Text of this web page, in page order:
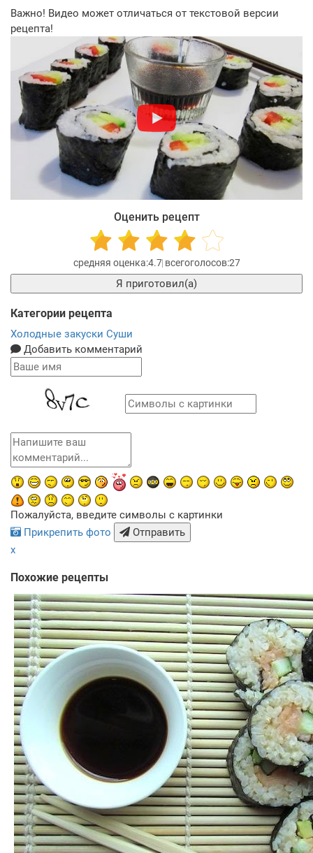
Важно! Видео может отличаться от текстовой версии
рецепта!
Оценить рецепт
4.7 27
Я приготовил(а)
Категории рецепта
Холодные закуски Суши
Добавить комментарий
Пожалуйста, введите символы с картинки
Прикрепить фото
Отправить
x
Похожие рецепты